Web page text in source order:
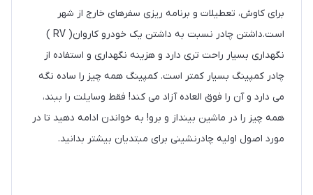
برای کاوش، تعطیلات و برنامه ریزی سفرهای خارج از شهر
است.داشتن چادر نسبت به داشتن یک خودرو کاروان( RV )
نگهداری بسیار راحت تری دارد و هزینه نگهداری و استفاده از
چادر کمپینگ بسیار کمتر است. کمپینگ همه چیز را ساده نگه
می دارد و آن را فوق العاده آزاد می کند! فقط وسایلت را ببند،
همه چیز را در ماشین بینداز و برو! به خواندن ادامه دهید تا در
مورد اصول اولیه چادرنشینی برای مبتدیان بیشتر بدانید.